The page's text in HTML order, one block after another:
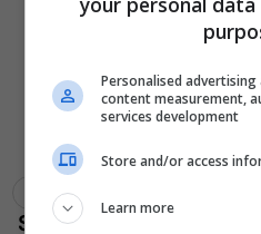
Shëndetësia Në Maqedoni
Personalised
content measurement,
services development
Store and/or access
Learn more